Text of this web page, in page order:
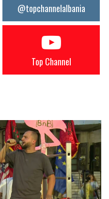
@topchannelalbania
Top Channel